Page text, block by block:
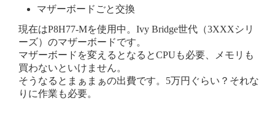
マザーボードごと交換
現在はP8H77-Mを使用中。Ivy Bridge世代（3XXXシリ
ーズ）のマザーボードです。
マザーボードを変えるとなるとCPUも必要、メモリも
買わないといけません。
そうなるとまぁまぁの出費です。5万円ぐらい？それな
りに作業も必要。